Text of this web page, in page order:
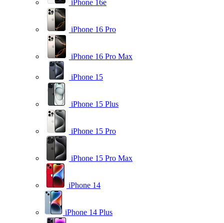
iPhone 16e
iPhone 16 Pro
iPhone 16 Pro Max
iPhone 15
iPhone 15 Plus
iPhone 15 Pro
iPhone 15 Pro Max
iPhone 14
iPhone 14 Plus